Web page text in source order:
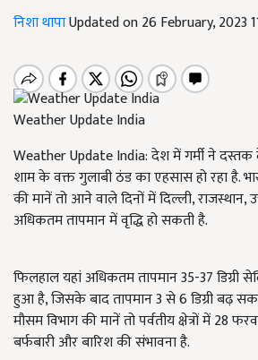
निशा थापाUpdated on 26 February, 2023
Weather Update India
Weather Update India: देश में गर्मी ने
शाम के वक्त गुलाबी ठंड का एहसास हो रहा है.
की मानें तो आने वाले दिनों में दिल्ली, राजस्थान,
अधिकतम तापमान में वृद्धि हो सकती है.
फिलहाल यहां अधिकतम तापमान 35-37
हुआ है, जिसके बाद तापमान 3 से 6 डिग्री बढ़
मौसम विभाग की मानें तो पर्वतीय क्षेत्रों में 28
बर्फबारी और बारिश की संभावना है.